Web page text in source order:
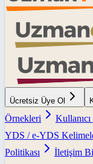
Ücretsiz Üye Ol
Örnekleri
YDS / e-YDS
Politikası
İletişim